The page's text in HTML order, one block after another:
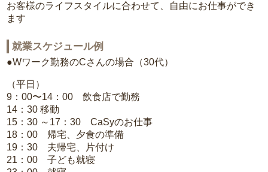
お客様のライフスタイルに合わせて、自由にお仕事ができ
ます
就業スケジュール例
●Wワーク勤務のCさんの場合（30代）
（平日）
9：00〜14：00 飲食店で勤務
14：30 移動
15：30 ～17：30 CaSyのお仕事
18：00 帰宅、夕食の準備
19：30 夫帰宅、片付け
21：00 子ども就寝